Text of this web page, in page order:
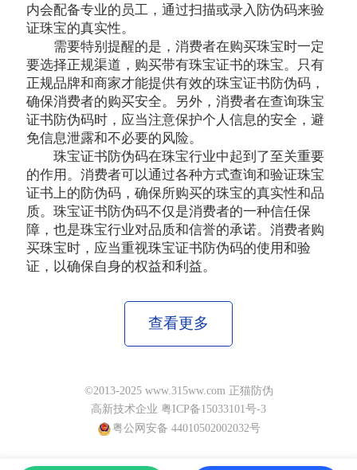
内会配备专业的员工，通过扫描或录入防伪码来验
证珠宝的真实性。
需要特别提醒的是，消费者在购买珠宝时一定
要选择正规渠道，购买带有珠宝证书的珠宝。只有
正规品牌和商家才能提供有效的珠宝证书防伪码，
确保消费者的购买安全。另外，消费者在查询珠宝
证书防伪码时，应当注意保护个人信息的安全，避
免信息泄露和不必要的风险。
珠宝证书防伪码在珠宝行业中起到了至关重要
的作用。消费者可以通过各种方式查询和验证珠宝
证书上的防伪码，确保所购买的珠宝的真实性和品
质。珠宝证书防伪码不仅是消费者的一种信任保
障，也是珠宝行业对品质和信誉的承诺。消费者购
买珠宝时，应当重视珠宝证书防伪码的使用和验
证，以确保自身的权益和利益。
查看更多
©2013-2025 www.315ww.com 正猫防伪
高新技术企业 粤ICP备15033101号-3
粤公网安备 44010502002032号